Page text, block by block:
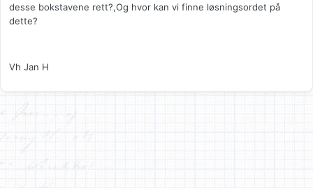
desse bokstavene rett?,Og hvor kan vi finne løsningsordet på
dette?
Vh Jan H